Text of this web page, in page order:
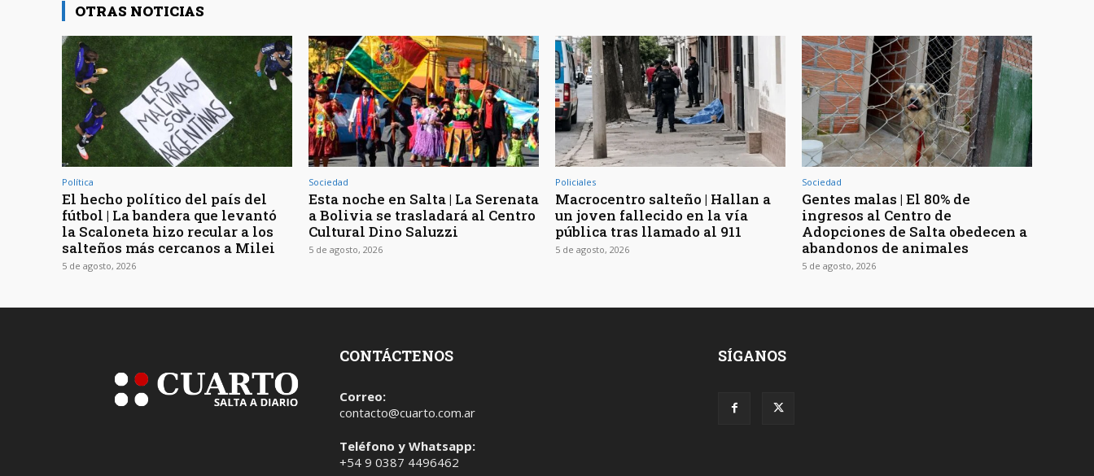
OTRAS NOTICIAS
Política
El hecho político del país del
fútbol | La bandera que levantó
la Scaloneta hizo recular a los
salteños más cercanos a Milei
5 de agosto, 2026
Sociedad
Esta noche en Salta | La Serenata
a Bolivia se trasladará al Centro
Cultural Dino Saluzzi
5 de agosto, 2026
Policiales
Macrocentro salteño | Hallan a
un joven fallecido en la vía
pública tras llamado al 911
5 de agosto, 2026
Sociedad
Gentes malas | El 80% de
ingresos al Centro de
Adopciones de Salta obedecen a
abandonos de animales
5 de agosto, 2026
CONTÁCTENOS
Correo:
contacto@cuarto.com.ar
Teléfono y Whatsapp:
+54 9 0387 4496462
SÍGANOS